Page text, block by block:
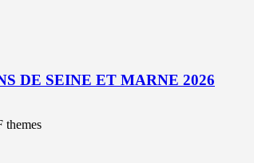
DE SEINE ET MARNE 2026
themes